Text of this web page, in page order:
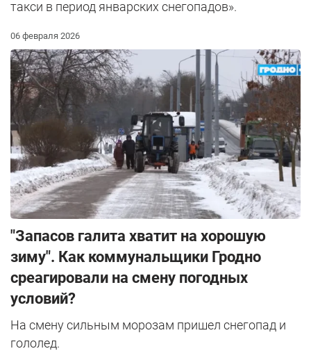
такси в период январских снегопадов».
06 февраля 2026
"Запасов галита хватит на хорошую
зиму". Как коммунальщики Гродно
среагировали на смену погодных
условий?
На смену сильным морозам пришел снегопад и
гололед.